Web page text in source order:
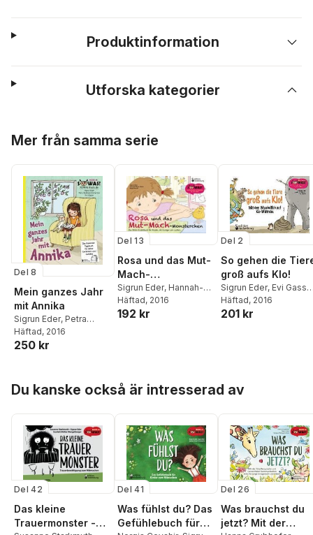
Produktinformation
Utforska kategorier
Mer från samma serie
Del 8
Mein ganzes Jahr
mit Annika
Sigrun Eder, Petra
Rebhandl-Schartner
Evi Gasser
Häftad, 2016
250 kr
Del 13
Rosa und das Mut-
Mach-
Monsterchen
Sigrun Eder, Hannah-
Marie Heine,
Brandl Benetseder
Häftad, 2016
192 kr
Del 2
So gehen die
groß aufs Klo!
Sigrun Eder, Evi
Caroline Oblasser
Häftad, 2016
201 kr
Du kanske också är intresserad av
Del 42
Das kleine
Trauermonster -
Del 41
Was fühlst du? Das
Gefühlebuch für
Del 26
Was brauchst du
jetzt? Mit der